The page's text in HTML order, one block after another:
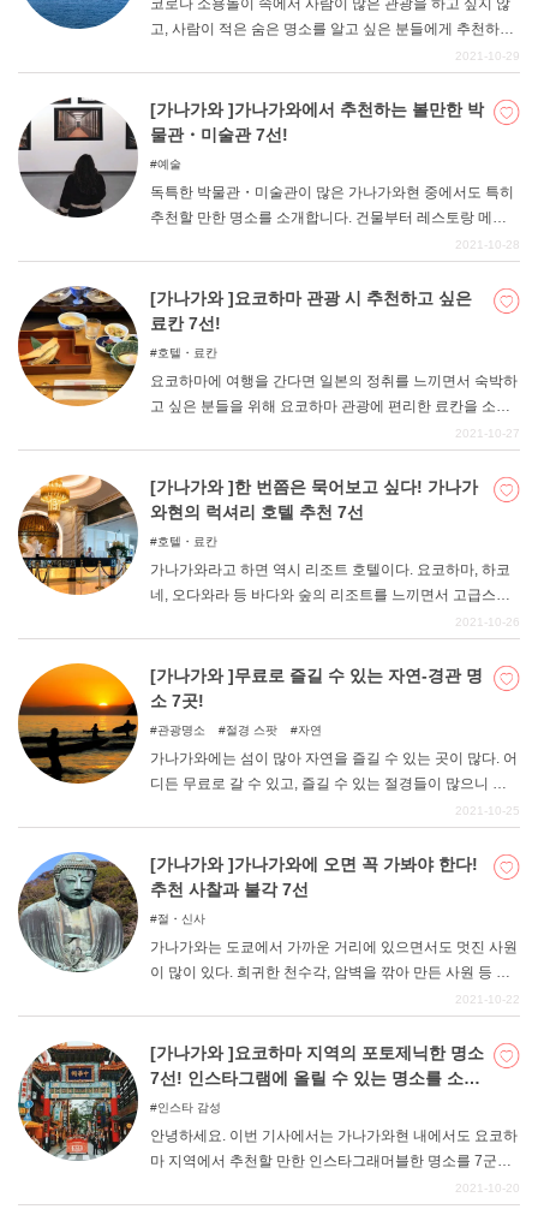
코로나 소용돌이 속에서 사람이 많은 관광을 하고 싶지 않
고, 사람이 적은 숨은 명소를 알고 싶은 분들에게 추천하는
가나가와현의 숨은 명소를 소개합니다. 가나가와현의 유명
소가 될 수 있다. 반대로 계절이나 시간대에 따라 혼잡할 수
도 있으니 주의해야 한다.
2021-10-29
[가나가와 ]가나가와에서 추천하는 볼만한 박
물관・미술관 7선!
예술
독특한 박물관・미술관이 많은 가나가와현 중에서도 특히
추천할 만한 명소를 소개합니다. 건물부터 레스토랑 메뉴,
세계 최고의 박물관, 수백만 원짜리 찻잔에 마시는 말차까
르기 편한 곳부터 방문해 보자.
2021-10-28
[가나가와 ]요코하마 관광 시 추천하고 싶은
료칸 7선!
호텔・료칸
요코하마에 여행을 간다면 일본의 정취를 느끼면서 숙박하
고 싶은 분들을 위해 요코하마 관광에 편리한 료칸을 소개
합니다. 세련된 료칸부터 정통 료칸, 역사 깊은 료칸과 요양
2021-10-27
[가나가와 ]한 번쯤은 묵어보고 싶다! 가나가
와현의 럭셔리 호텔 추천 7선
호텔・료칸
가나가와라고 하면 역시 리조트 호텔이다. 요코하마, 하코
네, 오다와라 등 바다와 숲의 리조트를 느끼면서 고급스러
운 숙박을 하고 싶다면 역시 동경하는 고급 호텔. 어차피 묵
호텔들을 모아봤다. 마음에 드는 호텔에 묵어보세요.
2021-10-26
[가나가와 ]무료로 즐길 수 있는 자연-경관 명
소 7곳!
관광명소 절경 스팟 자연
가나가와에는 섬이 많아 자연을 즐길 수 있는 곳이 많다. 어
디든 무료로 갈 수 있고, 즐길 수 있는 절경들이 많으니 부
담 없이 관광하는 것을 추천한다. 바다, 고원, 폭포, 태양, 별
부터 꼭 한번 가보세요.
2021-10-25
[가나가와 ]가나가와에 오면 꼭 가봐야 한다!
추천 사찰과 불각 7선
절・신사
가나가와는 도쿄에서 가까운 거리에 있으면서도 멋진 사원
이 많이 있다. 희귀한 천수각, 암벽을 깎아 만든 사원 등 일
본에서도 쉽게 볼 수 없는 새로운 특징이 많아 젊은 사람들
할 크기다. 가나가와에 관광하러 오면 꼭 들러보세요.
2021-10-22
[가나가와 ]요코하마 지역의 포토제닉한 명소
7선! 인스타그램에 올릴 수 있는 명소를 소개
합니다!
인스타 감성
안녕하세요. 이번 기사에서는 가나가와현 내에서도 요코하
마 지역에서 추천할 만한 인스타그래머블한 명소를 7군데
정도 소개하고자 한다. 가나가와 지역 중에서도 요코하마
2021-10-20